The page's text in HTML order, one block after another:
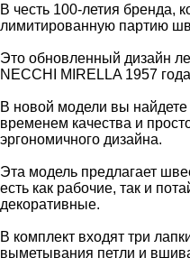
В честь 100-летия бренда,
лимитированную партию
Это обновленный дизайн
NECCHI MIRELLA 1957
В новой модели вы
временем качества и
эргономичного дизайна.
Эта модель предлагает
есть как рабочие, так и
декоративные.
В комплект входят три
выметывания петли и